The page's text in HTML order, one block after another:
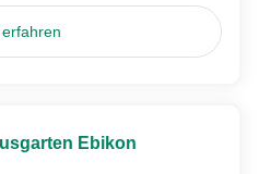
Ebikon